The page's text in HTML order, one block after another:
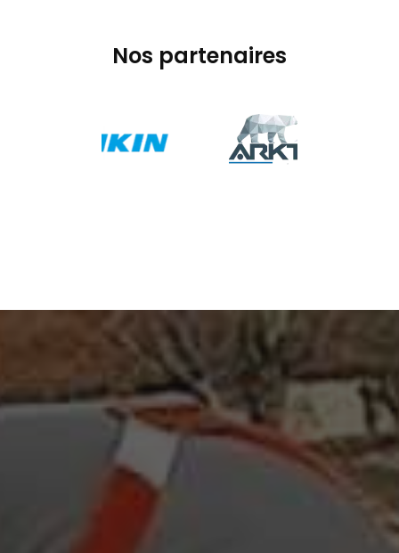
Nos partenaires